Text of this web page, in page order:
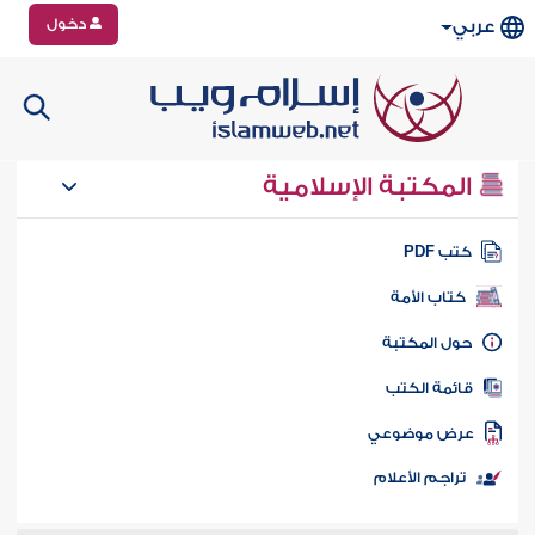
عربي دخول
المكتبة الإسلامية
كتب PDF
كتاب الأمة
المكتبة
الكتب
موضوعي